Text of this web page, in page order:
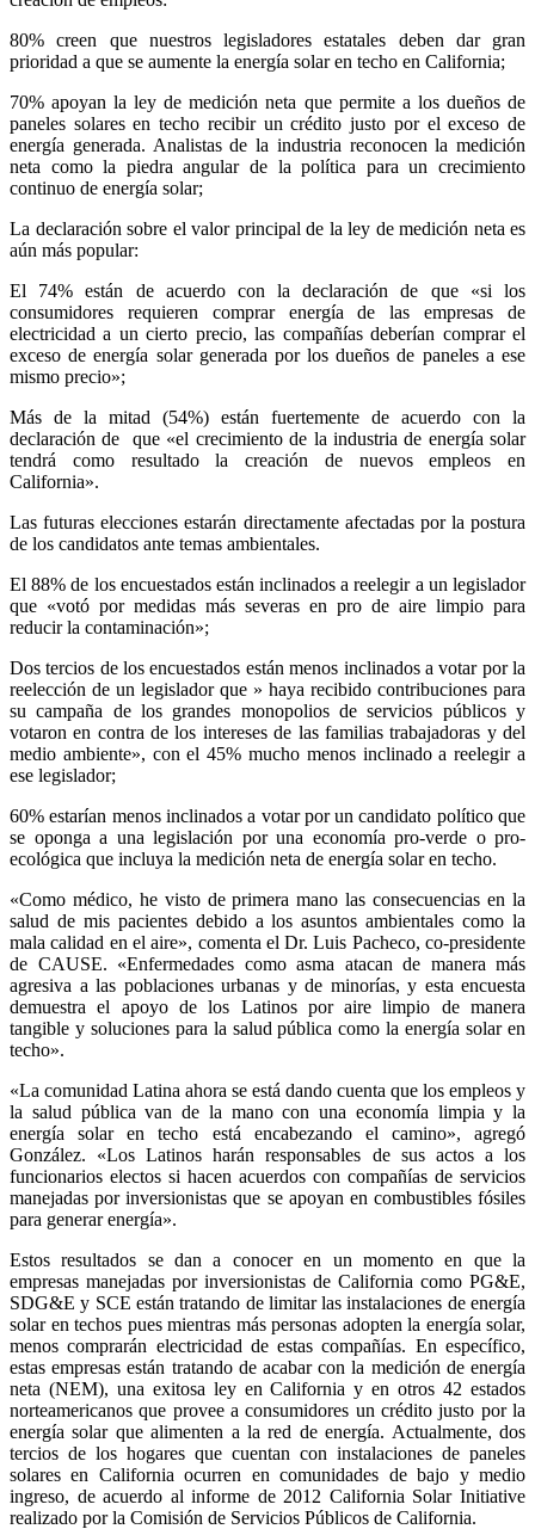
80% creen que nuestros legisladores estatales deben dar gran
prioridad a que se aumente la energía solar en techo en California;
70% apoyan la ley de medición neta que permite a los dueños de
paneles solares en techo recibir un crédito justo por el exceso de
energía generada. Analistas de la industria reconocen la medición
neta como la piedra angular de la política para un crecimiento
continuo de energía solar;
La declaración sobre el valor principal de la ley de medición neta es
aún más popular:
El 74% están de acuerdo con la declaración de que «si los
consumidores requieren comprar energía de las empresas de
electricidad a un cierto precio, las compañías deberían comprar el
exceso de energía solar generada por los dueños de paneles a ese
mismo precio»;
Más de la mitad (54%) están fuertemente de acuerdo con la
declaración de que «el crecimiento de la industria de energía solar
tendrá como resultado la creación de nuevos empleos en
California».
Las futuras elecciones estarán directamente afectadas por la postura
de los candidatos ante temas ambientales.
El 88% de los encuestados están inclinados a reelegir a un legislador
que «votó por medidas más severas en pro de aire limpio para
reducir la contaminación»;
Dos tercios de los encuestados están menos inclinados a votar por la
reelección de un legislador que » haya recibido contribuciones para
su campaña de los grandes monopolios de servicios públicos y
votaron en contra de los intereses de las familias trabajadoras y del
medio ambiente», con el 45% mucho menos inclinado a reelegir a
ese legislador;
60% estarían menos inclinados a votar por un candidato político que
se oponga a una legislación por una economía pro-verde o pro-
ecológica que incluya la medición neta de energía solar en techo.
«Como médico, he visto de primera mano las consecuencias en la
salud de mis pacientes debido a los asuntos ambientales como la
mala calidad en el aire», comenta el Dr. Luis Pacheco, co-presidente
de CAUSE. «Enfermedades como asma atacan de manera más
agresiva a las poblaciones urbanas y de minorías, y esta encuesta
demuestra el apoyo de los Latinos por aire limpio de manera
tangible y soluciones para la salud pública como la energía solar en
techo».
«La comunidad Latina ahora se está dando cuenta que los empleos y
la salud pública van de la mano con una economía limpia y la
energía solar en techo está encabezando el camino», agregó
González. «Los Latinos harán responsables de sus actos a los
funcionarios electos si hacen acuerdos con compañías de servicios
manejadas por inversionistas que se apoyan en combustibles fósiles
para generar energía».
Estos resultados se dan a conocer en un momento en que la
empresas manejadas por inversionistas de California como PG&E,
SDG&E y SCE están tratando de limitar las instalaciones de energía
solar en techos pues mientras más personas adopten la energía solar,
menos comprarán electricidad de estas compañías. En específico,
estas empresas están tratando de acabar con la medición de energía
neta (NEM), una exitosa ley en California y en otros 42 estados
norteamericanos que provee a consumidores un crédito justo por la
energía solar que alimenten a la red de energía. Actualmente, dos
tercios de los hogares que cuentan con instalaciones de paneles
solares en California ocurren en comunidades de bajo y medio
ingreso, de acuerdo al informe de 2012 California Solar Initiative
realizado por la Comisión de Servicios Públicos de California.